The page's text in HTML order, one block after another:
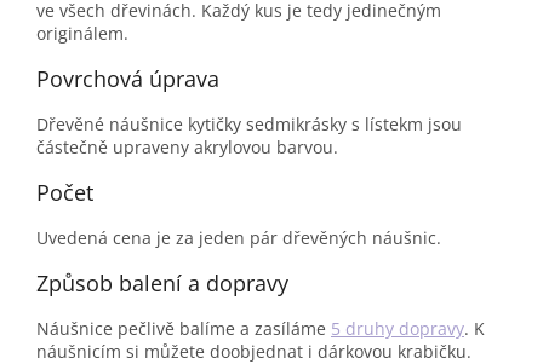
ve všech dřevinách. Každý kus je tedy jedinečným
originálem.
Povrchová úprava
Dřevěné náušnice kytičky sedmikrásky s lístekm jsou
částečně upraveny akrylovou barvou.
Počet
Uvedená cena je za jeden pár dřevěných náušnic.
Způsob balení a dopravy
Náušnice pečlivě balíme a zasíláme 5 druhy dopravy. K
náušnicím si můžete doobjednat i dárkovou krabičku.